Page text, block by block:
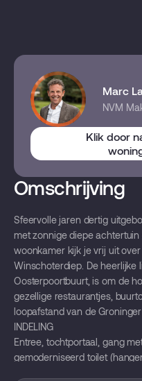
Marc
NVM
Klik door
Omschrijving
Sfeervolle jaren dertig
met zonnige diepe
woonkamer kijk je vrij uit
Winschoterdiep. De
Oosterpoortbuurt, is om de
gezellige restaurantjes,
loopafstand van de
INDELING
Entree, tochtportaal, gang
gemoderniseerd toilet